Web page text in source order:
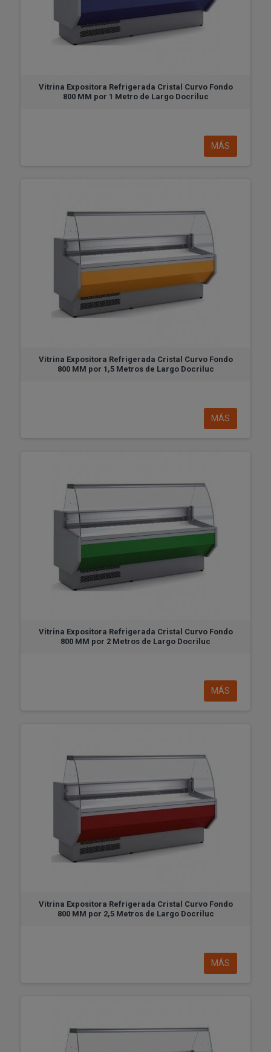
Vitrina Expositora Refrigerada Cristal Curvo Fondo
800 MM por 1 Metro de Largo Docriluc
MÁS
Vitrina Expositora Refrigerada Cristal Curvo Fondo
800 MM por 1,5 Metros de Largo Docriluc
MÁS
Vitrina Expositora Refrigerada Cristal Curvo Fondo
800 MM por 2 Metros de Largo Docriluc
MÁS
Vitrina Expositora Refrigerada Cristal Curvo Fondo
800 MM por 2,5 Metros de Largo Docriluc
MÁS